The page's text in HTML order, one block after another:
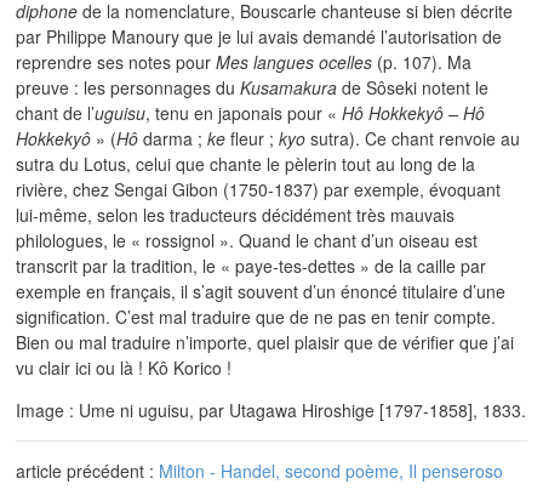
diphone de la nomenclature, Bouscarle chanteuse si bien décrite
par Philippe Manoury que je lui avais demandé l’autorisation de
reprendre ses notes pourMes langues ocelles (p. 107). Ma
preuve : les personnages duKusamakura de Sôseki notent le
chant de l’uguisu, tenu en japonais pour «Hô Hokkekyô – Hô
Hokkekyô » (Hô darma ;ke fleur ;kyo sutra). Ce chant renvoie au
sutra du Lotus, celui que chante le pèlerin tout au long de la
rivière, chez Sengai Gibon (1750-1837) par exemple, évoquant
lui-même, selon les traducteurs décidément très mauvais
philologues, le « rossignol ». Quand le chant d’un oiseau est
transcrit par la tradition, le « paye-tes-dettes » de la caille par
exemple en français, il s’agit souvent d’un énoncé titulaire d’une
signification. C’est mal traduire que de ne pas en tenir compte.
Bien ou mal traduire n’importe, quel plaisir que de vérifier que j’ai
vu clair ici ou là ! Kô Korico !
Image : Ume ni uguisu, par Utagawa Hiroshige [1797-1858], 1833.
article précédent : Milton - Handel, second poème, Il penseroso